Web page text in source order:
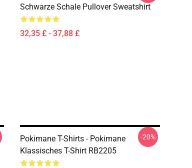
Schwarze Schale Pullover Sweatshirt
32,35 £ - 37,88 £
Pokimane T-Shirts - Pokimane
Klassisches T-Shirt RB2205
-20%